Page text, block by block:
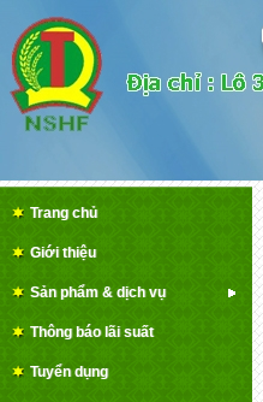
Trang chủ
Giới thiệu
Sản phẩm & dịch vụ
Thông báo lãi suất
Tuyển dụng